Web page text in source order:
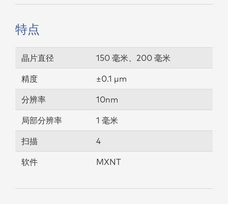
特点
晶片直径 150 毫米、200 毫米
精度 ±0.1 µm
分辨率 10nm
局部分辨率 1 毫米
扫描 4
软件 MXNT